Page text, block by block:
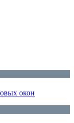
окон